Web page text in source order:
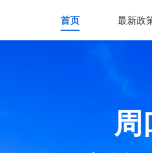
首页 最新政
周